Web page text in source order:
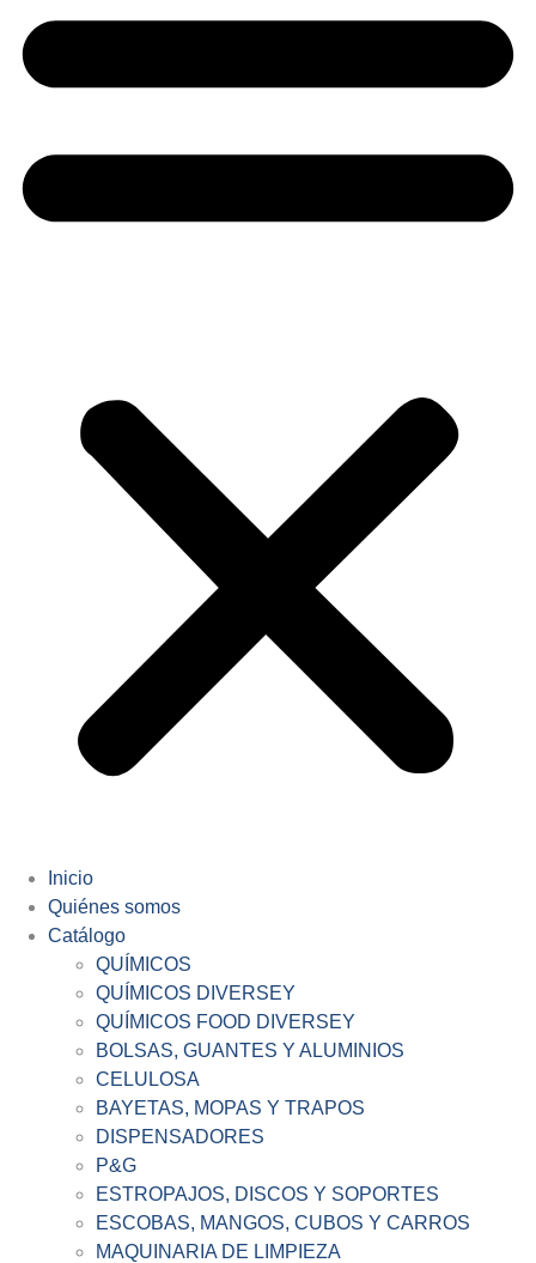
Inicio
Quiénes somos
Catálogo
QUÍMICOS
QUÍMICOS DIVERSEY
QUÍMICOS FOOD DIVERSEY
BOLSAS, GUANTES Y ALUMINIOS
CELULOSA
BAYETAS, MOPAS Y TRAPOS
DISPENSADORES
P&G
ESTROPAJOS, DISCOS Y SOPORTES
ESCOBAS, MANGOS, CUBOS Y CARROS
MAQUINARIA DE LIMPIEZA